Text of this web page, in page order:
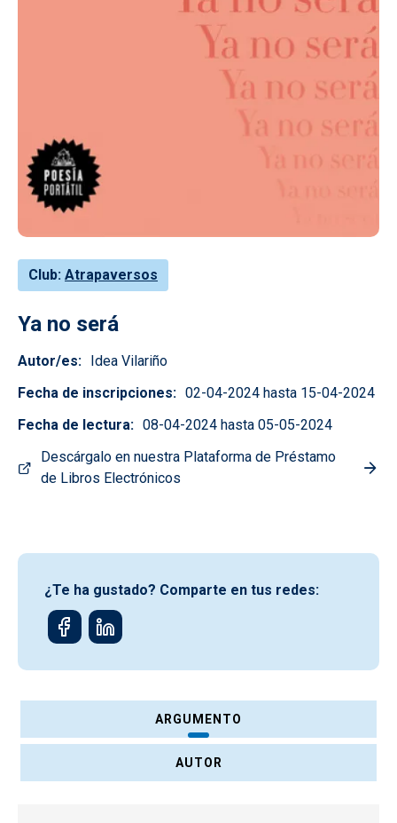
Club Atrapaversos
Ya no será
Autor/es
Idea Vilariño
Fecha de inscripciones
02-04-2024 hasta 15-04-2024
Fecha de lectura
08-04-2024 hasta 05-05-2024
Descárgalo en nuestra Plataforma de Préstamo
de Libros Electrónicos
¿Te ha gustado? Comparte en tus redes:
ARGUMENTO
AUTOR